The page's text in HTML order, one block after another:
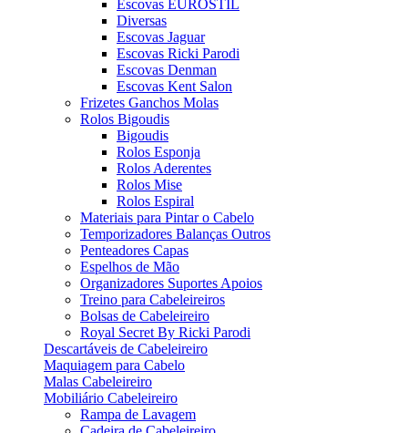
Escovas EUROSTIL
Diversas
Escovas Jaguar
Escovas Ricki Parodi
Escovas Denman
Escovas Kent Salon
Frizetes Ganchos Molas
Rolos Bigoudis
Bigoudis
Rolos Esponja
Rolos Aderentes
Rolos Mise
Rolos Espiral
Materiais para Pintar o Cabelo
Temporizadores Balanças Outros
Penteadores Capas
Espelhos de Mão
Organizadores Suportes Apoios
Treino para Cabeleireiros
Bolsas de Cabeleireiro
Royal Secret By Ricki Parodi
Descartáveis de Cabeleireiro
Maquiagem para Cabelo
Malas Cabeleireiro
Mobiliário Cabeleireiro
Rampa de Lavagem